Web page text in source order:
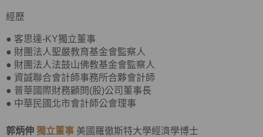
經歷
● 客思達-KY獨立董事
● 財團法人聖嚴教育基金會監察人
● 財團法人法鼓山佛教基金會監察人
● 資誠聯合會計師事務所合夥會計師
● 普華國際財務顧問(股)公司董事長
● 中華民國北市會計師公會理事
郭炳伸 獨立董事 美國羅徹斯特大學經濟學博士